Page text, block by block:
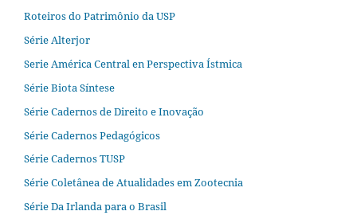
Roteiros do Patrimônio da USP
Série Alterjor
Serie América Central en Perspectiva Ístmica
Série Biota Síntese
Série Cadernos de Direito e Inovação
Série Cadernos Pedagógicos
Série Cadernos TUSP
Série Coletânea de Atualidades em Zootecnia
Série Da Irlanda para o Brasil